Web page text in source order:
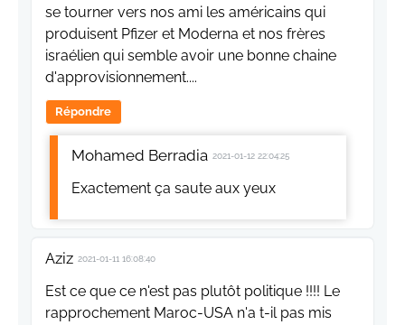
se tourner vers nos ami les américains qui
produisent Pfizer et Moderna et nos frères
israélien qui semble avoir une bonne chaine
d'approvisionnement....
Répondre
Mohamed Berradia 2021-01-12 22:04:25
Exactement ça saute aux yeux
Aziz 2021-01-11 16:08:40
Est ce que ce n'est pas plutôt politique !!!! Le
rapprochement Maroc-USA n'a t-il pas mis